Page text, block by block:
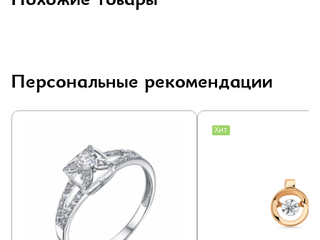
Персональные рекомендации